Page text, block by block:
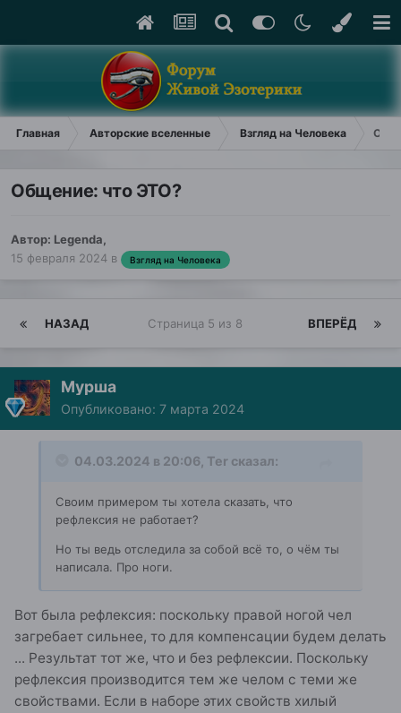
Главная Авторские вселенные Взгляд на Человека
Общение: что ЭТО?
Автор: Legenda,
15 февраля 2024 в Взгляд на Человека
НАЗАД ВПЕРЁД
Страница 5 из 8
Мурша
Опубликовано: 7 марта 2024
04.03.2024 в 20:06, Ter сказал:
Своим примером ты хотела сказать, что
рефлексия не работает?
Но ты ведь отследила за собой всё то, о чём ты
написала. Про ноги.
Вот была рефлексия: поскольку правой ногой чел
загребает сильнее, то для компенсации будем делать
... Результат тот же, что и без рефлексии. Поскольку
рефлексия производится тем же челом с теми же
свойствами. Если в наборе этих свойств хилый